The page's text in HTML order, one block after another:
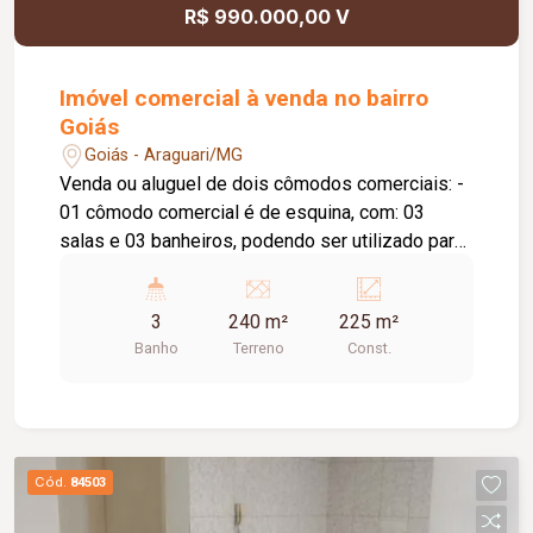
R$ 990.000,00 V
Imóvel comercial à venda no bairro
Goiás
Goiás - Araguari/MG
Venda ou aluguel de dois cômodos comerciais: -
01 cômodo comercial é de esquina, com: 03
salas e 03 banheiros, podendo ser utilizado para
02 cômodo é mais completo, possui câmara fria,
WC, cozinha, vestuário masculino e feminino, é
próprio para açougue. Câmara fria é 5 x 5 x
3
Banho
240 m²
Terreno
225 m²
Const.
Cód. 84503